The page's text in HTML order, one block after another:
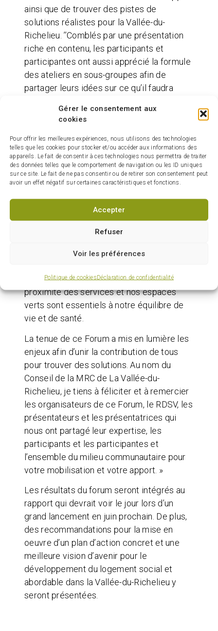
Gérer le consentement aux
cookies
Pour offrir les meilleures expériences, nous utilisons des technologies
telles que les cookies pour stocker et/ou accéder aux informations des
appareils. Le fait de consentir à ces technologies nous permettra de traiter
des données telles que le comportement de navigation ou les ID uniques
sur ce site. Le fait de ne pas consentir ou de retirer son consentement peut
avoir un effet négatif sur certaines caractéristiques et fonctions.
Accepter
Refuser
Voir les préférences
Politique de cookiesDéclaration de confidentialité
ainsi que de trouver des pistes de
solutions réalistes pour la Vallée-du-
Richelieu. ’’Comblés par une présentation
riche en contenu, les participants et
participantes ont aussi apprécié la formule
des ateliers en sous-groupes afin de
partager leurs idées sur ce qu’il faudra
Lucille Demers, agente de développement
communautaire de la Vallée-du-Richelieu
(CDCVR) et responsable du Regroupement
de développement social de la Vallée
(RDSV).
En conclusion, madame Diane Lavoie,
mairesse de Beloeil et préfète de la
MRCVR ajoute que « Les présentations et
éclairent sur le portrait réel du logement
plus que jamais, notre lieu de vie, la
proximité des services et nos espaces
verts sont essentiels à notre équilibre de
vie et de santé.
La tenue de ce Forum a mis en lumière les
enjeux afin d’unir la contribution de tous
pour trouver des solutions. Au nom du
Conseil de la MRC de La Vallée-du-
Richelieu, je tiens à féliciter et à remercier
les organisateurs de ce Forum, le RDSV, les
présentateurs et les présentatrices qui
nous ont partagé leur expertise, les
participants et les participantes et
l’ensemble du milieu communautaire pour
votre mobilisation et votre apport. »
Les résultats du forum seront intégrés au
rapport qui devrait voir le jour lors d’un
grand lancement en juin prochain. De plus,
des recommandations pour la mise en
oeuvre d’un plan d’action concret et une
meilleure vision d’avenir pour le
développement du logement social et
abordable dans la Vallée-du-Richelieu y
seront présentées.